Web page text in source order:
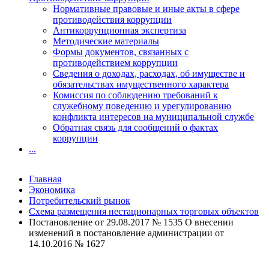
Нормативные правовые и иные акты в сфере
противодействия коррупции
Антикоррупционная экспертиза
Методические материалы
Формы документов, связанных с
противодействием коррупции
Сведения о доходах, расходах, об имуществе и
обязательствах имущественного характера
Комиссия по соблюдению требований к
служебному поведению и урегулированию
конфликта интересов на муниципальной службе
Обратная связь для сообщений о фактах
коррупции
...
Главная
Экономика
Потребительский рынок
Схема размещения нестационарных торговых объектов
Постановление от 29.08.2017 № 1535 О внесении
изменений в постановление администрации от
14.10.2016 № 1627